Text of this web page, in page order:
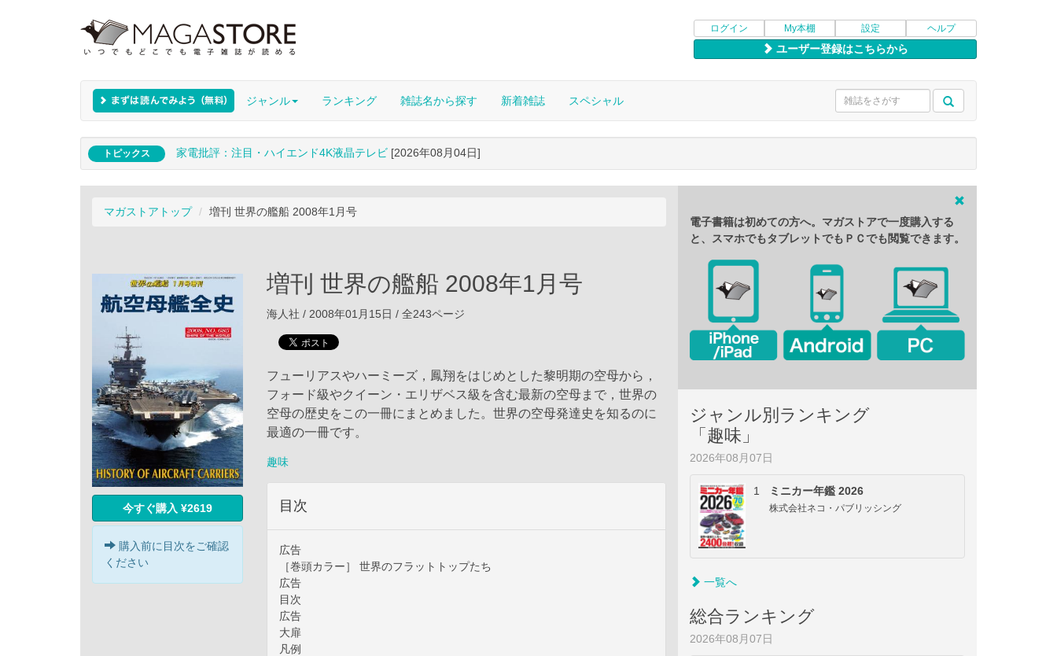
ログイン My本棚 設定 ヘルプ
ユーザー登録はこちらから
ジャンル ランキング 雑誌名から探す 新着雑誌 スペシャル
トピックス 家電批評：注目・ハイエンド4K液晶テレビ [2026年08月04日]
マガストアトップ 増刊 世界の艦船 2008年1月号
今すぐ購入 ¥2619
購入前に目次をご確認
ください
増刊 世界の艦船 2008年1月号
海人社 / 2008年01月15日 / 全243ページ
フューリアスやハーミーズ，鳳翔をはじめとした黎明期の空母から，
フォード級やクイーン・エリザベス級を含む最新の空母まで，世界の
空母の歴史をこの一冊にまとめました。世界の空母発達史を知るのに
最適の一冊です。
趣味
目次
広告
［巻頭カラー］ 世界のフラットトップたち
広告
目次
広告
大扉
凡例
電子書籍は初めての方へ。マガストアで一度購入する
と、スマホでもタブレットでもＰＣでも閲覧できます。
ジャンル別ランキング
「趣味」
2026年08月07日
1 ミニカー年鑑 2026
株式会社ネコ・パブリッシング
一覧へ
総合ランキング
2026年08月07日